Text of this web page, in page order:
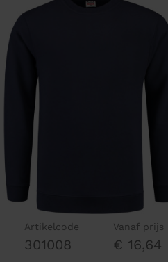
Artikelcode
301008
Vanaf prijs
€ 16,64